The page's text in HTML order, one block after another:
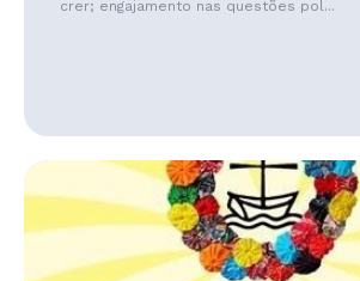
crer; engajamento nas questões pol...